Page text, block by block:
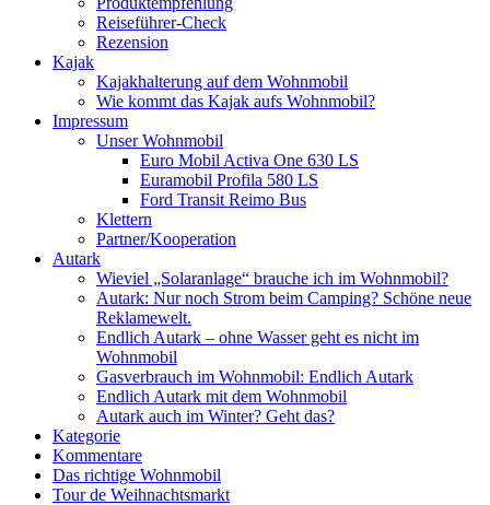
Reiseführer-Check
Rezension
Kajak
Kajakhalterung auf dem Wohnmobil
Wie kommt das Kajak aufs Wohnmobil?
Impressum
Unser Wohnmobil
Euro Mobil Activa One 630 LS
Euramobil Profila 580 LS
Ford Transit Reimo Bus
Klettern
Partner/Kooperation
Autark
Wieviel „Solaranlage“ brauche ich im Wohnmobil?
Autark: Nur noch Strom beim Camping? Schöne neue
Reklamewelt.
Endlich Autark – ohne Wasser geht es nicht im
Wohnmobil
Gasverbrauch im Wohnmobil: Endlich Autark
Endlich Autark mit dem Wohnmobil
Autark auch im Winter? Geht das?
Kategorie
Kommentare
Das richtige Wohnmobil
Tour de Weihnachtsmarkt